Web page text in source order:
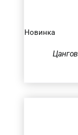
Новинка